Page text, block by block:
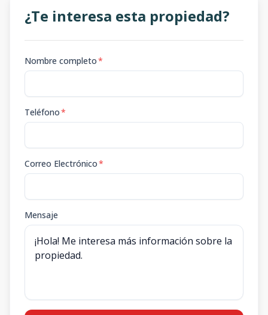
¿Te interesa esta propiedad?
Nombre completo*
Teléfono*
Correo Electrónico*
Mensaje